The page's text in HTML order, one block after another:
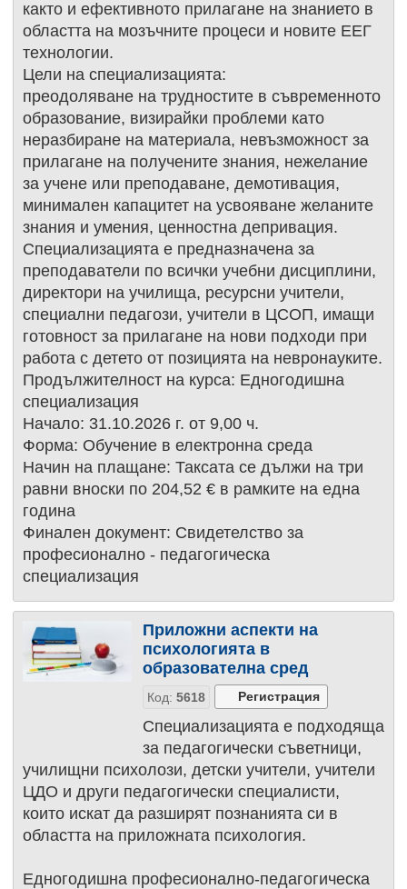
както и ефективното прилагане на знанието в
областта на мозъчните процеси и новите ЕЕГ
технологии.
Цели на специализацията:
преодоляване на трудностите в съвременното
образование, визирайки проблеми като
неразбиране на материала, невъзможност за
прилагане на получените знания, нежелание
за учене или преподаване, демотивация,
минимален капацитет на усвояване желаните
знания и умения, ценностна депривация.
Специализацията е предназначена за
преподаватели по всички учебни дисциплини,
директори на училища, ресурсни учители,
специални педагози, учители в ЦСОП, имащи
готовност за прилагане на нови подходи при
работа с детето от позицията на невронауките.
Продължителност на курса: Едногодишна
специализация
Начало: 31.10.2026 г. от 9,00 ч.
Форма: Обучение в електронна среда
Начин на плащане: Таксата се дължи на три
равни вноски по 204,52 € в рамките на една
година
Финален документ: Свидетелство за
професионално - педагогическа
специализация
Приложни аспекти на
психологията в
образователна сред
Код: 5618
Специализацията е подходяща
за педагогически съветници,
училищни психолози, детски учители, учители
ЦДО и други педагогически специалисти,
които искат да разширят познанията си в
областта на приложната психология.
Едногодишна професионално-педагогическа